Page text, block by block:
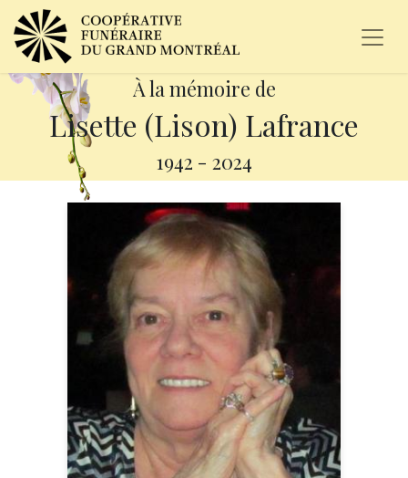
À la mémoire de
Lisette (Lison) Lafrance
1942 - 2024